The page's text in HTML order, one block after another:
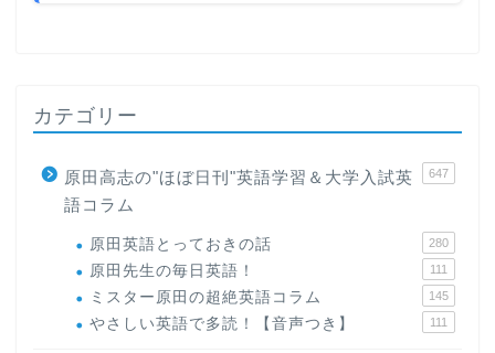
カテゴリー
原田高志の"ほぼ日刊"英語学習＆大学入試英
語コラム
647
原田英語とっておきの話 280
原田先生の毎日英語！ 111
ミスター原田の超絶英語コラム 145
やさしい英語で多読！【音声つき】 111